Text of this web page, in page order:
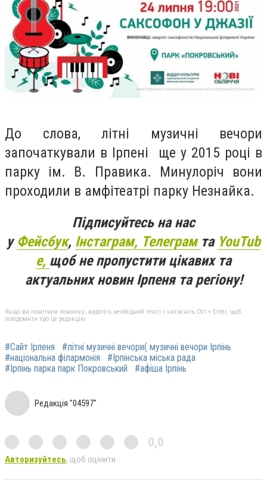
До слова, літні музичні вечори
започаткували в Ірпені ще у 2015 році в
парку ім. В. Правика. Минулоріч вони
проходили в амфітеатрі парку Незнайка.
Підписуйтесь на нас
уФейсбук, Інстаграм, Телеграм та YouTub
e, щоб не пропустити цікавих та
актуальних новин Ірпеня та регіону!
Якщо ви помітили помилку, виділіть необхідний текст і натисніть Ctrl + Enter, щоб
повідомити про це редакцію
#Сайт Ірпеня
#літні музичні вечори( музичні вечори Ірпінь
#національна філармонія
#Ірпінська міська рада
#Ірпінь парка парк Покровський
#афіша Ірпінь
Редакція "04597"
0,0
Авторизуйтесь, щоб оцінити